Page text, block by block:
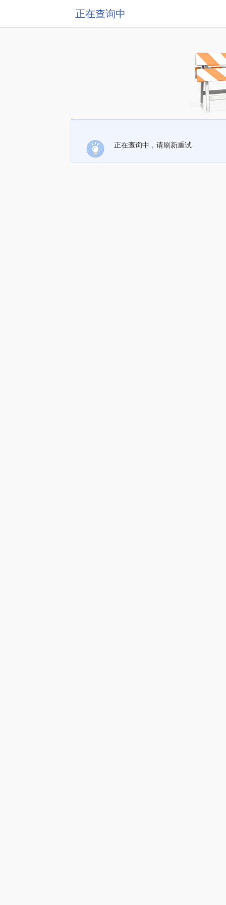
正在查询中
正在查询中，请刷新重试